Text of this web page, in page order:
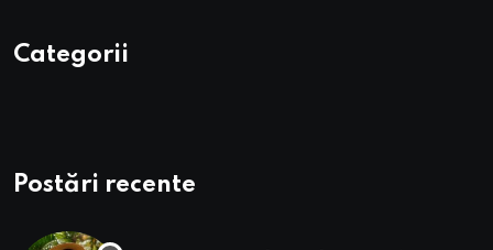
Categorii
Postări recente